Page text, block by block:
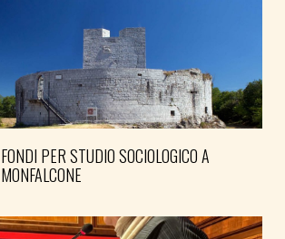
FONDI PER STUDIO SOCIOLOGICO A
MONFALCONE